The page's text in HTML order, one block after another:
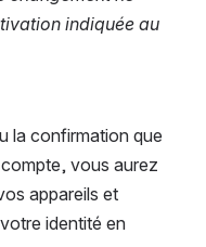
indiquée au
la confirmation que
vous aurez
appareils et
identité en